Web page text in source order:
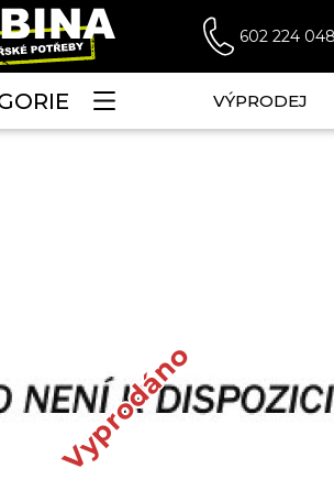
602 224 048
VÝPRODEJ
Vyprodáno